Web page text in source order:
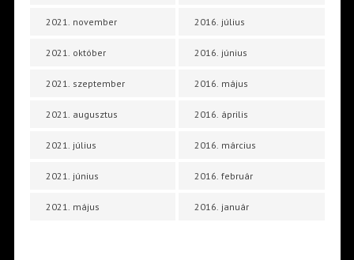
2021. november
2021. október
2021. szeptember
2021. augusztus
2021. július
2021. június
2021. május
2016. július
2016. június
2016. május
2016. április
2016. március
2016. február
2016. január